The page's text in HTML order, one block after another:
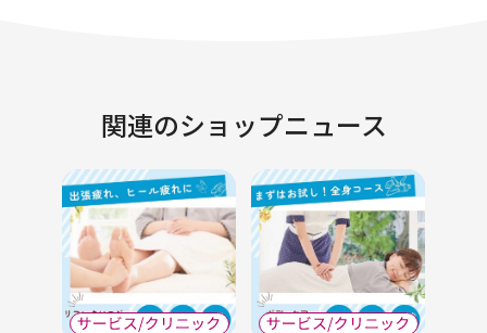
関連のショップニュース